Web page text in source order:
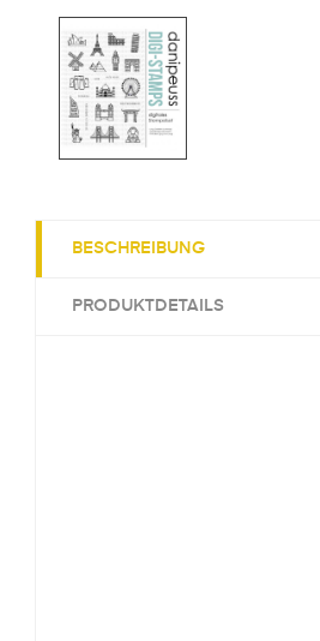
BESCHREIBUNG
PRODUKTDETAILS